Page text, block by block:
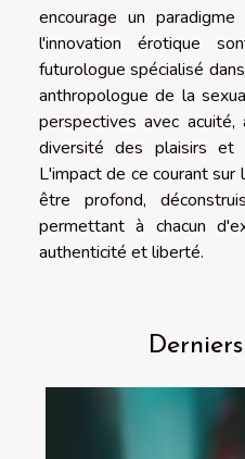
encourage un
l'innovation érotique
futurologue spécialisé
anthropologue de la
perspectives avec
diversité des plaisirs et
L'impact de ce courant
être profond,
permettant à chacun
authenticité et liberté.